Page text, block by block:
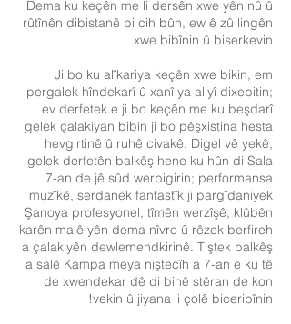
Dema ku keçên me li dersên xwe yên nû û
rûtînên dibistanê bi cih bûn, ew ê zû lingên
xwe bibînin û biserkevin.
Ji bo ku alîkariya keçên xwe bikin, em
pergalek hîndekarî û xanî ya aliyî dixebitin;
ev derfetek e ji bo keçên me ku beşdarî
gelek çalakiyan bibin ji bo pêşxistina hesta
hevgirtinê û ruhê civakê. Digel vê yekê,
gelek derfetên balkêş hene ku hûn di Sala
7-an de jê sûd werbigirin; performansa
muzîkê, serdanek fantastîk ji pargîdaniyek
Şanoya profesyonel, tîmên werzîşê, klûbên
karên malê yên dema nîvro û rêzek berfireh
a çalakiyên dewlemendkirinê. Tiştek balkêş
a salê Kampa meya niştecîh a 7-an e ku tê
de xwendekar dê di binê stêran de kon
vekin û jiyana li çolê biceribînin!